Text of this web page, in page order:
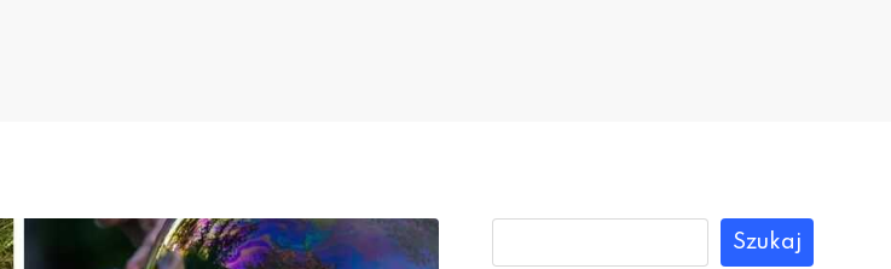
Szukaj